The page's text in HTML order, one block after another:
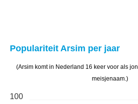
Populariteit Arsim per jaar
(Arsim komt in Nederland 16 keer voor als
meisjenaam.)
100